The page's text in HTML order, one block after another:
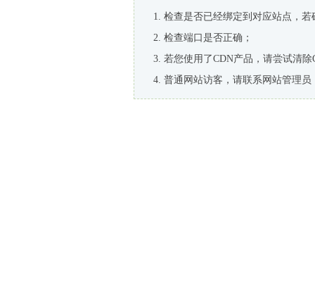
检查是否已经绑定到对应站点，
检查端口是否正确；
若您使用了CDN产品，请尝试清除
普通网站访客，请联系网站管理员